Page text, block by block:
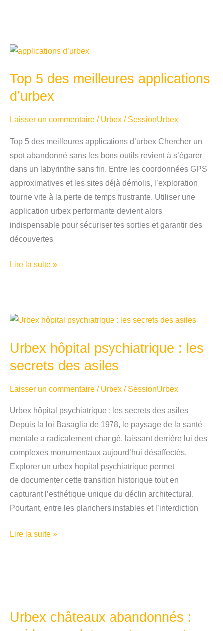
:
exemples
précautions
avant
le
Top 5 des meilleures applications
d’urbex
Laisser un commentaire / Urbex / SessionUrbex
Top 5 des meilleures applications d’urbex Chercher un
spot abandonné sans les bons outils revient à s’égarer
dans un labyrinthe sans fin. Entre les coordonnées GPS
approximatives et les sites déjà démolis, l’exploration
tourne vite à la perte de temps frustrante. Utiliser une
application urbex performante devient alors
indispensable pour sécuriser tes sorties et garantir des
découvertes
Top
des
applications
Lire la suite »
Urbex hôpital psychiatrique : les
secrets des asiles
Laisser un commentaire / Urbex / SessionUrbex
Urbex hôpital psychiatrique : les secrets des asiles
Depuis la loi Basaglia de 1978, le paysage de la santé
mentale a radicalement changé, laissant derrière lui des
complexes monumentaux aujourd’hui désaffectés.
Explorer un urbex hopital psychiatrique permet
de documenter cette transition historique tout en
capturant l’esthétique unique du déclin architectural.
Pourtant, entre les planchers instables et l’interdiction
Urbex
psychiatrique
des
Lire la suite »
Urbex châteaux abandonnés :